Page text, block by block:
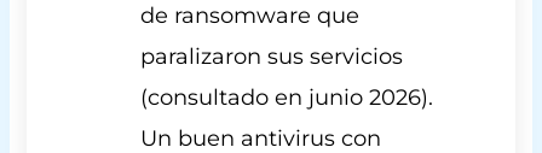
de ransomware que
paralizaron sus servicios
(consultado en junio 2026).
Un buen antivirus con